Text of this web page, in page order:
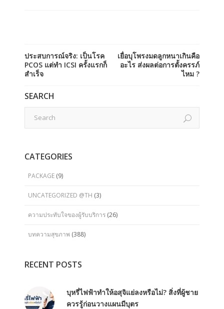
ประสบการณ์จริง: เป็นโรค
PCOS แต่ทำ ICSI ครั้งแรกก็
สำเร็จ
เยื่อบุโพรงมดลูกหนาเกินคือ
อะไร ส่งผลต่อการตั้งครรภ์
ไหม ?
SEARCH
CATEGORIES
PACKAGE (9)
UNCATEGORIZED @TH (3)
ความประทับใจของผู้รับบริการ (26)
บทความสุขภาพ (388)
RECENT POSTS
บุหรี่ไฟฟ้าทำให้อสุจิแย่ลงหรือไม่? สิ่งที่ผู้ชาย
ควรรู้ก่อนวางแผนมีบุตร